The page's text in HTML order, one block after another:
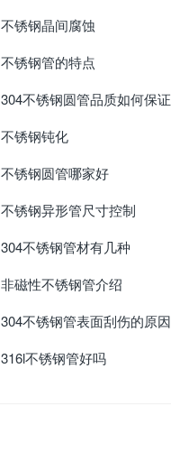
不锈钢晶间腐蚀
不锈钢管的特点
304不锈钢圆管品质如何保证
不锈钢钝化
不锈钢圆管哪家好
不锈钢异形管尺寸控制
304不锈钢管材有几种
非磁性不锈钢管介绍
304不锈钢管表面刮伤的原因
316l不锈钢管好吗